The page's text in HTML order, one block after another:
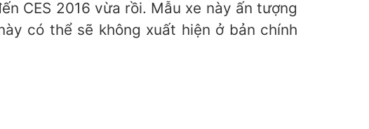
CES 2016 vừa rồi. Mẫu xe này ấn tượng
có thể sẽ không xuất hiện ở bản chính